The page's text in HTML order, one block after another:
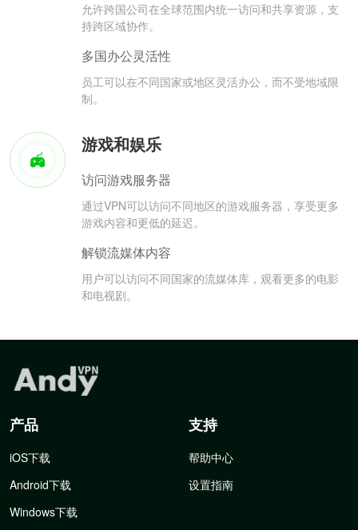
允许跨国公司在全球范围内统一访问和共享资源，支
持跨区域协作。
多国办公灵活性
员工可以在不同国家或地区灵活办公，而不受地域限
制。
游戏和娱乐
访问游戏服务器
通过VPN可以访问不同地区的游戏服务器，享受更多
游戏内容和更低的延迟。
解锁流媒体内容
用户可以访问不同国家的流媒体库，观看更多的电影
和电视剧。
产品
iOS下载
Android下载
Windows下载
支持
帮助中心
设置指南